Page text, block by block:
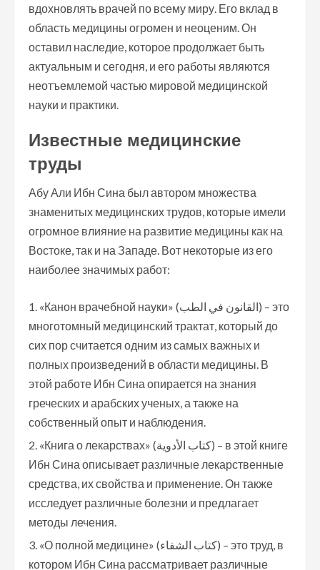
вдохновлять врачей по всему миру. Его вклад в
область медицины огромен и неоценим. Он
оставил наследие, которое продолжает быть
актуальным и сегодня, и его работы являются
неотъемлемой частью мировой медицинской
науки и практики.
Известные медицинские
труды
Абу Али Ибн Сина был автором множества
знаменитых медицинских трудов, которые имели
огромное влияние на развитие медицины как на
Востоке, так и на Западе. Вот некоторые из его
наиболее значимых работ:
«Канон врачебной науки» (القانون في الطب‎) – это
многотомный медицинский трактат, который до
сих пор считается одним из самых важных и
полных произведений в области медицины. В
этой работе Ибн Сина опирается на знания
греческих и арабских ученых, а также на
собственный опыт и наблюдения.
«Книга о лекарствах» (كتاب الأدوية‎) – в этой книге
Ибн Сина описывает различные лекарственные
средства, их свойства и применение. Он также
исследует различные болезни и предлагает
методы лечения.
«О полной медицине» (كتاب الشفاء‎) – это труд, в
котором Ибн Сина рассматривает различные